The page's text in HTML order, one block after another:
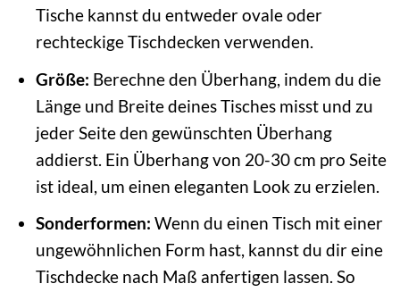
Tische kannst du entweder ovale oder
rechteckige Tischdecken verwenden.
Größe: Berechne den Überhang, indem du die
Länge und Breite deines Tisches misst und zu
jeder Seite den gewünschten Überhang
addierst. Ein Überhang von 20-30 cm pro Seite
ist ideal, um einen eleganten Look zu erzielen.
Sonderformen: Wenn du einen Tisch mit einer
ungewöhnlichen Form hast, kannst du dir eine
Tischdecke nach Maß anfertigen lassen. So